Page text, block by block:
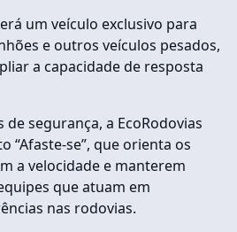
um veículo exclusivo para
e outros veículos pesados,
a capacidade de resposta
de segurança, a EcoRodovias
“Afaste-se”, que orienta os
a velocidade e manterem
que atuam em
nas rodovias.